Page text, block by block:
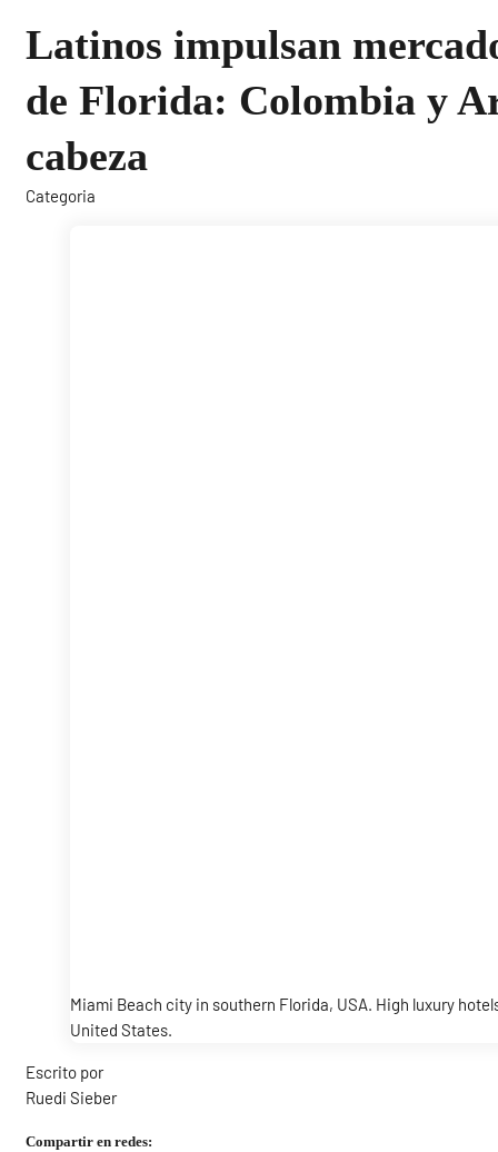
Latinos impulsan
de Florida: Colombia y
cabeza
Categoria
Miami Beach city in southern Florida, USA. High luxury
United States.
Escrito por
Ruedi Sieber
Compartir en redes: